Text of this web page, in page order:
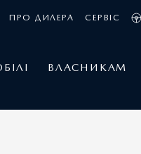
ПРО ДИЛЕРА СЕРВІС
ВЛАСНИКАМ